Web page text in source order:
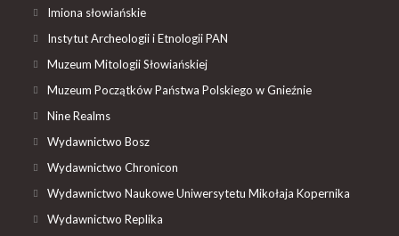
Imiona słowiańskie
Instytut Archeologii i Etnologii PAN
Muzeum Mitologii Słowiańskiej
Muzeum Początków Państwa Polskiego w Gnieźnie
Nine Realms
Wydawnictwo Bosz
Wydawnictwo Chronicon
Wydawnictwo Naukowe Uniwersytetu Mikołaja Kopernika
Wydawnictwo Replika